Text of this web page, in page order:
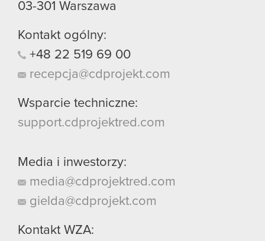
03-301 Warszawa
Kontakt ogólny:
+48 22 519 69 00
recepcja@cdprojekt.com
Wsparcie techniczne:
support.cdprojektred.com
Media i inwestorzy:
media@cdprojektred.com
gielda@cdprojekt.com
Kontakt WZA: